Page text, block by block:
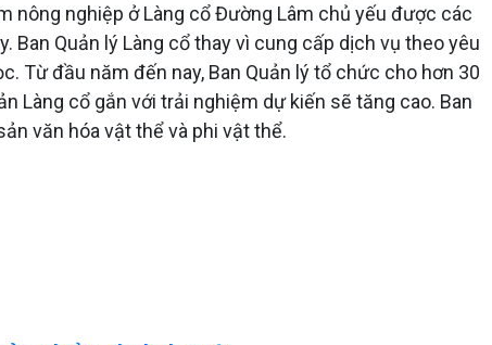
nông nghiệp ở Làng cổ Đường Lâm chủ yếu được các
Quản lý Làng cổ thay vì cung cấp dịch vụ theo yêu
Từ đầu năm đến nay, Ban Quản lý tổ chức cho hơn 30
Làng cổ gắn với trải nghiệm dự kiến sẽ tăng cao. Ban
văn hóa vật thể và phi vật thể.